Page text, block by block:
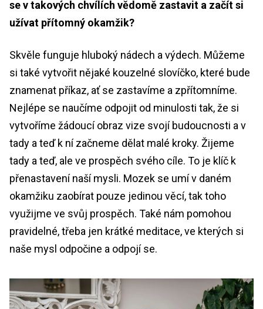
se v takových chvílích vědomě zastavit a začít si
užívat přítomný okamžik?
Skvěle funguje hluboký nádech a výdech. Můžeme
si také vytvořit nějaké kouzelné slovíčko, které bude
znamenat příkaz, ať se zastavíme a zpřítomníme.
Nejlépe se naučíme odpojit od minulosti tak, že si
vytvoříme žádoucí obraz vize svojí budoucnosti a v
tady a teď k ní začneme dělat malé kroky. Žijeme
tady a teď, ale ve prospěch svého cíle. To je klíč k
přenastavení naší mysli. Mozek se umí v daném
okamžiku zaobírat pouze jedinou věcí, tak toho
využijme ve svůj prospěch. Také nám pomohou
pravidelné, třeba jen krátké meditace, ve kterých si
naše mysl odpočine a odpojí se.